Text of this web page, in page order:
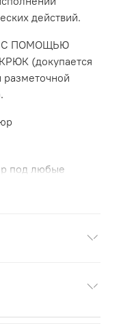
пространства.
АССОРТИМЕНТ
И
действий.
С ПОМОЩЬЮ
(докупается
разметочной
под любые
вписаться в
нескольких
немного
после